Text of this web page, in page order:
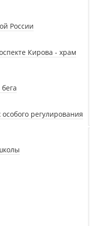
России
Кирова - храм
регулирования